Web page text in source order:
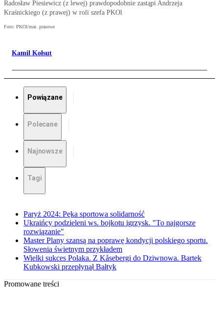
Radosław Piesiewicz (z lewej) prawdopodobnie zastąpi Andrzeja
Kraśnickiego (z prawej) w roli szefa PKOl
Foto: PKOl/mat. prasowe
Kamil Kołsut
Powiązane
Polecane
Najnowsze
Tagi
Paryż 2024: Pęka sportowa solidarność
Ukraińcy podzieleni ws. bojkotu igrzysk. "To najgorsze
rozwiązanie"
Master Plany szansą na poprawę kondycji polskiego sportu.
Słowenia świetnym przykładem
Wielki sukces Polaka. Z Kåsebergi do Dziwnowa. Bartek
Kubkowski przepłynął Bałtyk
Promowane treści